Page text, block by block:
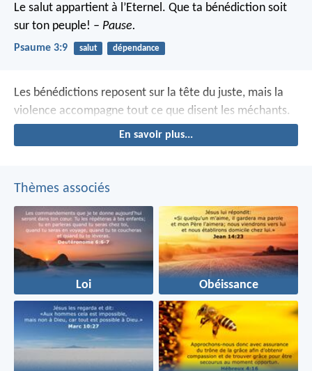
Le salut appartient à l’Eternel. Que ta bénédiction soit
sur ton peuple! – Pause.
Psaume 3:9 salut dépendance
Les bénédictions reposent sur la tête du juste, mais la
violence accompagne tout ce que disent les méchants.
En savoir plus...
Thèmes associés
Loi Obéissance